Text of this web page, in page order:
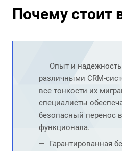
Почему стоит
Опыт и
различными CRM-
все тонкости их
специалисты
безопасный перенос
функционала.
Гарантированная